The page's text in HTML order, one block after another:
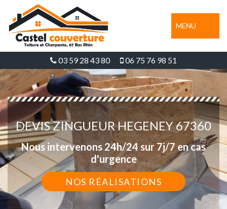
MENU
03 59 28 43 80 06 75 76 98 51
DEVIS ZINGUEUR HEGENEY 67360
Nous intervenons 24h/24 sur 7j/7 en cas
d'urgence
NOS RÉALISATIONS